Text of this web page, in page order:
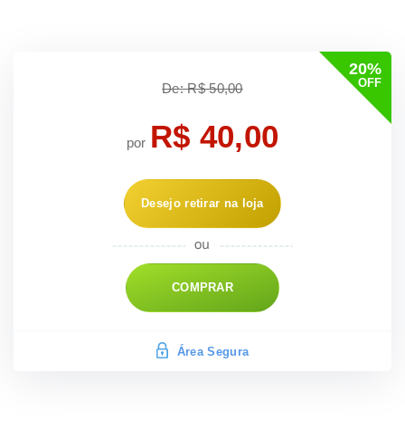
20%
OFF
De: R$ 50,00
por R$ 40,00
Desejo retirar na loja
COMPRAR
Área Segura